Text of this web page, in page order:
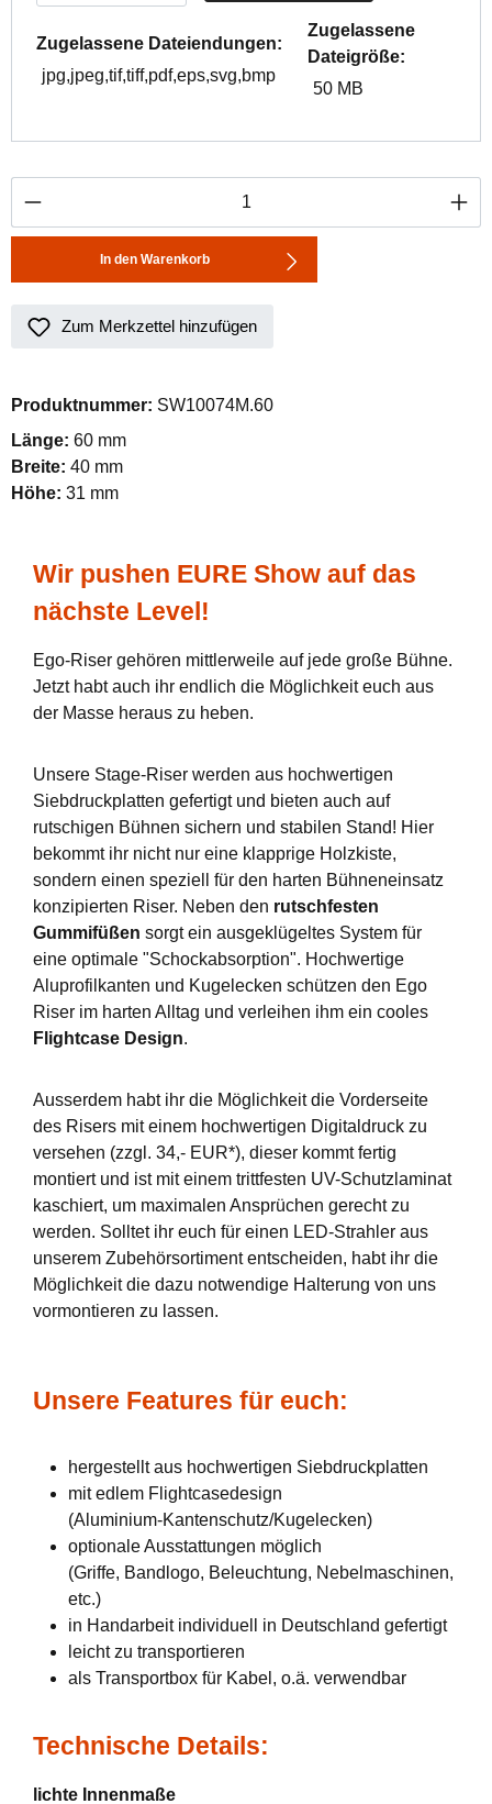
Zugelassene Dateiendungen:
jpg,jpeg,tif,tiff,pdf,eps,svg,bmp
Zugelassene
Dateigröße:
50 MB
Produkt Anzahl: Gib den gewünschten
In den Warenkorb
Zum Merkzettel hinzufügen
Produktnummer: SW10074M.60
Länge: 60 mm
Breite: 40 mm
Höhe: 31 mm
Wir pushen EURE Show auf das
nächste Level!
Ego-Riser gehören mittlerweile auf jede große Bühne.
Jetzt habt auch ihr endlich die Möglichkeit euch aus
der Masse heraus zu heben.
Unsere Stage-Riser werden aus hochwertigen
Siebdruckplatten gefertigt und bieten auch auf
rutschigen Bühnen sichern und stabilen Stand! Hier
bekommt ihr nicht nur eine klapprige Holzkiste,
sondern einen speziell für den harten Bühneneinsatz
konzipierten Riser. Neben den rutschfesten
Gummifüßen sorgt ein ausgeklügeltes System für
eine optimale "Schockabsorption". Hochwertige
Aluprofilkanten und Kugelecken schützen den Ego
Riser im harten Alltag und verleihen ihm ein cooles
Flightcase Design.
Ausserdem habt ihr die Möglichkeit die Vorderseite
des Risers mit einem hochwertigen Digitaldruck zu
versehen (zzgl. 34,- EUR*), dieser kommt fertig
montiert und ist mit einem trittfesten UV-Schutzlaminat
kaschiert, um maximalen Ansprüchen gerecht zu
werden. Solltet ihr euch für einen LED-Strahler aus
unserem Zubehörsortiment entscheiden, habt ihr die
Möglichkeit die dazu notwendige Halterung von uns
vormontieren zu lassen.
Unsere Features für euch:
hergestellt aus hochwertigen Siebdruckplatten
mit edlem Flightcasedesign
(Aluminium-Kantenschutz/Kugelecken)
optionale Ausstattungen möglich
(Griffe, Bandlogo, Beleuchtung, Nebelmaschinen,
etc.)
in Handarbeit individuell in Deutschland gefertigt
leicht zu transportieren
als Transportbox für Kabel, o.ä. verwendbar
Technische Details:
lichte Innenmaße